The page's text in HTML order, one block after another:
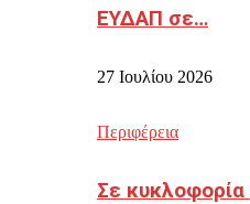
ΕΥΔΑΠ σε…
27 Ιουλίου 2026
Περιφέρεια
Σε